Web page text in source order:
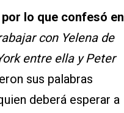
lo que confesó en
con Yelena de
entre ella y Peter
sus palabras
deberá esperar a